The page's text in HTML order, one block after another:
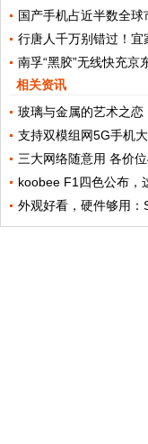
国产手机占近半数全球
行唐人千万别错过！宜
南孚“黑胶”无线快充京
相关资讯
玻璃与金属的艺术之恋
支持双模组网5G手机大
三大网络随意用 各价
koobee F1四色公布，
外观好看，硬件够用：